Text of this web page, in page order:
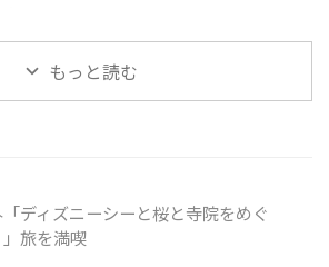
見てみま
で人が住
で、フェ
。今回
ついても
保護のた
とす必
もっと読む
ディズニーシーと桜と寺院をめぐ
」旅を満喫